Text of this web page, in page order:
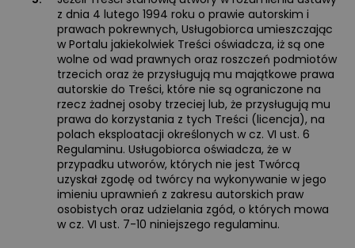
z dnia 4 lutego 1994 roku o prawie autorskim i
prawach pokrewnych, Usługobiorca umieszczając
w Portalu jakiekolwiek Treści oświadcza, iż są one
wolne od wad prawnych oraz roszczeń podmiotów
trzecich oraz że przysługują mu majątkowe prawa
autorskie do Treści, które nie są ograniczone na
rzecz żadnej osoby trzeciej lub, że przysługują mu
prawa do korzystania z tych Treści (licencja), na
polach eksploatacji określonych w cz. VI ust. 6
Regulaminu. Usługobiorca oświadcza, że w
przypadku utworów, których nie jest Twórcą
uzyskał zgodę od twórcy na wykonywanie w jego
imieniu uprawnień z zakresu autorskich praw
osobistych oraz udzielania zgód, o których mowa
w cz. VI ust. 7-10 niniejszego regulaminu.